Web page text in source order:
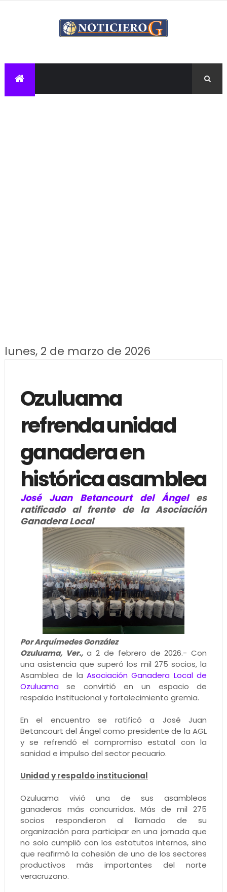
lunes, 2 de marzo de 2026
Ozuluama
refrenda unidad
ganadera en
histórica asamblea
José Juan Betancourt del Ángeles
ratificado al frente de la Asociación
Ganadera Local
Por Arquímedes González
Ozuluama, Ver.,a 2 de febrero de 2026.- Con
una asistencia que superó los mil 275 socios, la
Asamblea de la Asociación Ganadera Local de
Ozuluamase convirtió en un espacio de
respaldo institucional y fortalecimiento gremia.
En el encuentro se ratificó a José Juan
Betancourt del Ángel como presidente de la AGL
y se refrendó el compromiso estatal con la
sanidad e impulso del sector pecuario.
Unidad y respaldo institucional
Ozuluama vivió una de sus asambleas
ganaderas más concurridas. Más de mil 275
socios respondieron al llamado de su
organización para participar en una jornada que
no solo cumplió con los estatutos internos, sino
que reafirmó la cohesión de uno de los sectores
productivos más importantes del norte
veracruzano.